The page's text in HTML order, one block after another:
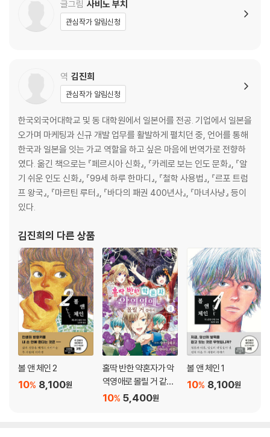
글그림 사비노 부치
관심작가 알림신청
역 김진희
관심작가 알림신청
한국외국어대학교 및 동 대학원에서 일본어를 전공. 기업에서 일본을
오가며 마케팅과 신규 개발 업무를 활발하게 펼치던 중, 언어를 통해
한국과 일본을 잇는 가교 역할을 하고 싶은 마음에 번역가로 전향하
였다. 옮긴 책으로는 『페르시아 신화』, 『카레로 보는 인도 문화』, 『알
기 쉬운 인도 신화』, 『99세 하루 한마디』, 『철학 사용법』, 『르포 트럼
프 왕국』, 『마르틴 루터』, 『바다의 패권 400년사』, 『마녀사냥』 등이
있다.
김진희의 다른 상품
볼 앤 체인 2
8,100원
10%
홀딱 반한 약혼자가 악
역영애로 몰릴 거 같아
서 4 5,400원
10%
볼 앤 체인 1
8,100원
10%